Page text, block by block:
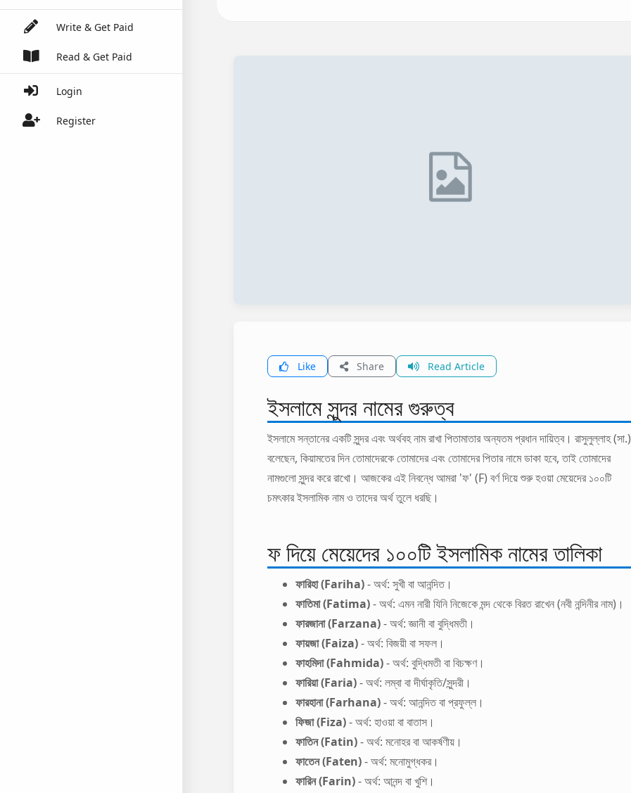
Write & Get Paid
Read & Get Paid
Login
Register
Like Share Read Article
ইসলামে সুন্দর নামের গুরুত্ব
ইসলামে সন্তানের একটি সুন্দর এবং অর্থবহ নাম রাখা পিতামাতার অন্যতম প্রধান দায়িত্ব। রাসুলুল্লাহ (সা.)
বলেছেন, কিয়ামতের দিন তোমাদেরকে তোমাদের এবং তোমাদের পিতার নামে ডাকা হবে, তাই তোমাদের
নামগুলো সুন্দর করে রাখো। আজকের এই নিবন্ধে আমরা 'ফ' (F) বর্ণ দিয়ে শুরু হওয়া মেয়েদের ১০০টি
চমৎকার ইসলামিক নাম ও তাদের অর্থ তুলে ধরছি।
ফ দিয়ে মেয়েদের ১০০টি ইসলামিক নামের তালিকা
ফারিহা (Fariha)- অর্থ: সুখী বা আনন্দিত।
ফাতিমা (Fatima)- অর্থ: এমন নারী যিনি নিজেকে মন্দ থেকে বিরত রাখেন (নবী নন্দিনীর নাম)।
ফারজানা (Farzana)- অর্থ: জ্ঞানী বা বুদ্ধিমতী।
ফায়জা (Faiza)- অর্থ: বিজয়ী বা সফল।
ফাহমিদা (Fahmida)- অর্থ: বুদ্ধিমতী বা বিচক্ষণ।
ফারিয়া (Faria)- অর্থ: লম্বা বা দীর্ঘাকৃতি/সুন্দরী।
ফারহানা (Farhana)- অর্থ: আনন্দিত বা প্রফুল্ল।
ফিজা (Fiza)- অর্থ: হাওয়া বা বাতাস।
ফাতিন (Fatin)- অর্থ: মনোহর বা আকর্ষণীয়।
ফাতেন (Faten)- অর্থ: মনোমুগ্ধকর।
ফারিন (Farin)- অর্থ: আনন্দ বা খুশি।